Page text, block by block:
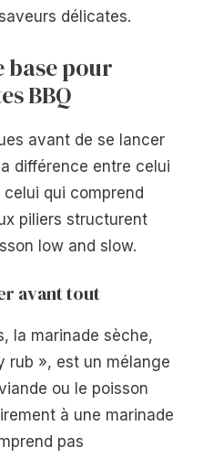
délicates.
base pour
BBQ
avant de se lancer
différence entre celui
qui comprend
piliers structurent
low and slow.
avant tout
la marinade sèche,
rub », est un mélange
ou le poisson
à une marinade
pas